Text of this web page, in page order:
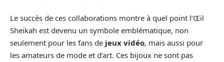
Le succès de ces collaborations montre à quel point l’Œil
Sheikah est devenu un symbole emblématique, non
seulement pour les fans de jeux vidéo, mais aussi pour
les amateurs de mode et d’art. Ces bijoux ne sont pas